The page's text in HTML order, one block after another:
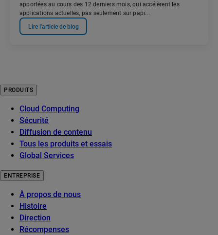
apportées au cours des 12 derniers mois, qui accélèrent les
applications actuelles, pas seulement sur papi...
Lire l'article de blog
PRODUITS
Cloud Computing
Sécurité
Diffusion de contenu
Tous les produits et essais
Global Services
ENTREPRISE
À propos de nous
Histoire
Direction
Récompenses